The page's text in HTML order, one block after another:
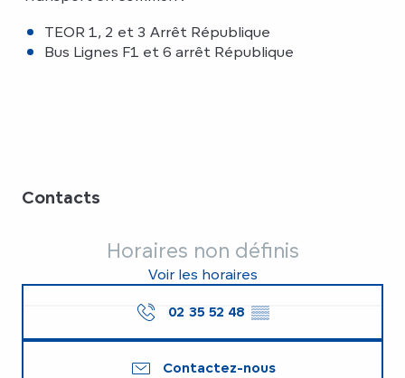
TEOR 1, 2 et 3 Arrêt République
Bus Lignes F1 et 6 arrêt République
Contacts
Horaires non définis
Voir les horaires
02 35 52 48 ▒▒
Contactez-nous